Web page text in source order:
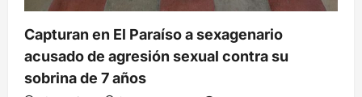
Capturan en El Paraíso a sexagenario
acusado de agresión sexual contra su
sobrina de 7 años